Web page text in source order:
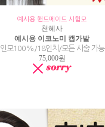
예시용 핸드메이드 시험모
천혜사
예시용 이코노미 캡가발
인모100%/18인치/모든 시술 가능
75,000원